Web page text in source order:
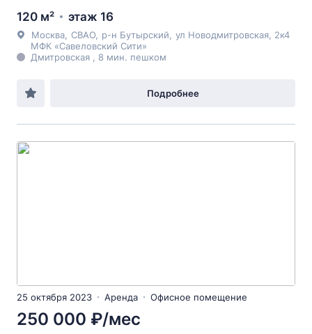
120 м² этаж 16
Москва СВАО р-н Бутырский ул Новодмитровская , 2к4
МФК «Савеловский Сити»
Дмитровская , 8 мин. пешком
Подробнее
25 октября 2023 Аренда Офисное помещение
250 000 ₽/мес